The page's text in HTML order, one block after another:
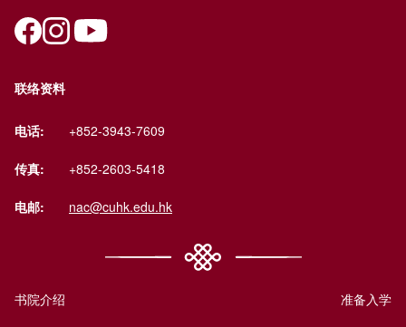
联络资料
电话: +852-3943-7609
传真: +852-2603-5418
电邮: nac@cuhk.edu.hk
书院介绍 准备入学